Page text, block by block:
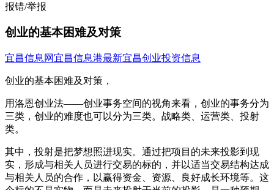
报错/举报
创业的基本困难及对策
宜昌信息网宜昌信息港最新宜昌创业投资信息
创业的基本困难及对策，
用洛恩创业法——创业事务空间的视角来看，创业的事务分为
三类，创业的难度也可以分为三类。战略类、运营类、投射
类。
其中，投射是把梦想照进现实。通过把项目的未来投影到现
实，形成与相关人员进行交易的标的，并以适当交易结构达成
与相关人员的合作，以赢得资金、资源、良好成长环境等。这